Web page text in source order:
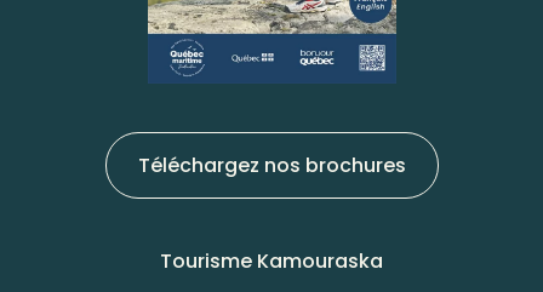
Téléchargez nos brochures
Tourisme Kamouraska